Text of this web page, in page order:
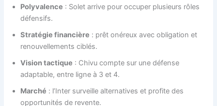
Polyvalence : Solet arrive pour occuper plusieurs rôles
défensifs.
Stratégie financière : prêt onéreux avec obligation et
renouvellements ciblés.
Vision tactique : Chivu compte sur une défense
adaptable, entre ligne à 3 et 4.
Marché : l’Inter surveille alternatives et profite des
opportunités de revente.